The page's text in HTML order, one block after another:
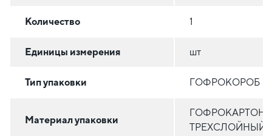
Количество 1
Единицы измерения шт
Тип упаковки ГОФРОКОРОБ
Материал упаковки
ГОФРОКАРТОН
ТРЕХСЛОЙНЫЙ